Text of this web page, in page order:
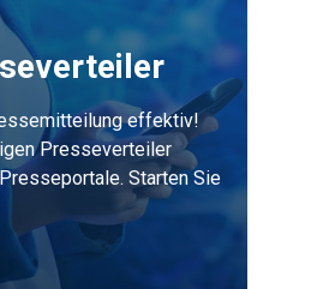
effektiv!
Presseverteiler
Starten Sie